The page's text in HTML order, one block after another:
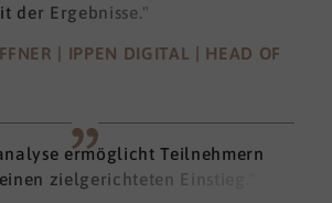
der Ergebnisse."
| IPPEN DIGITAL | HEAD OF
ermöglicht Teilnehmern
zielgerichteten Einstieg."